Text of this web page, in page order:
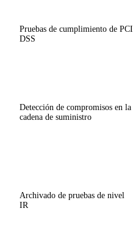
Pruebas de cumplimiento de PCI
DSS
Detección de compromisos en la
cadena de suministro
Archivado de pruebas de nivel
IR